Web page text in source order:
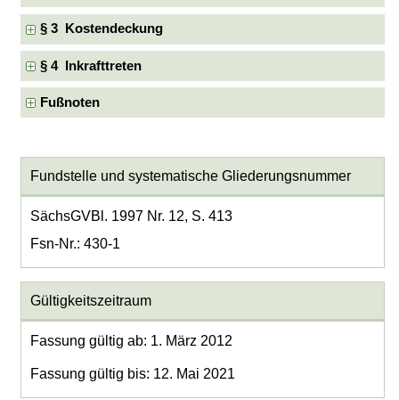
§ 3 Kostendeckung
§ 4 Inkrafttreten
Fußnoten
Fundstelle und systematische Gliederungsnummer
SächsGVBl. 1997 Nr. 12, S. 413
Fsn-Nr.: 430-1
Gültigkeitszeitraum
Fassung gültig ab: 1. März 2012
Fassung gültig bis: 12. Mai 2021